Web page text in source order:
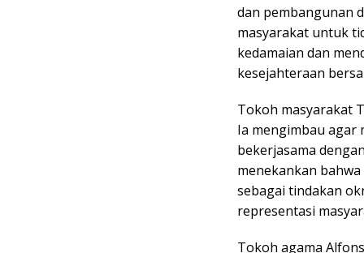
dan pembangunan
masyarakat untuk
kedamaian dan
kesejahteraan
Tokoh masyarakat
Ia mengimbau agar
bekerjasama
menekankan
sebagai tindakan
representasi
Tokoh agama